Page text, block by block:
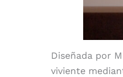
Diseñada por
viviente